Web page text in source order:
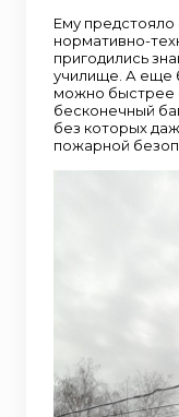
Ему предстояло
нормативно-
пригодились
училище. А еще
можно быстрее
бесконечный
без которых
пожарной